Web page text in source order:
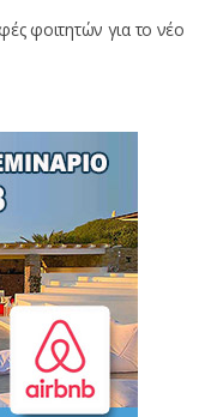
φοιτητών για το νέο